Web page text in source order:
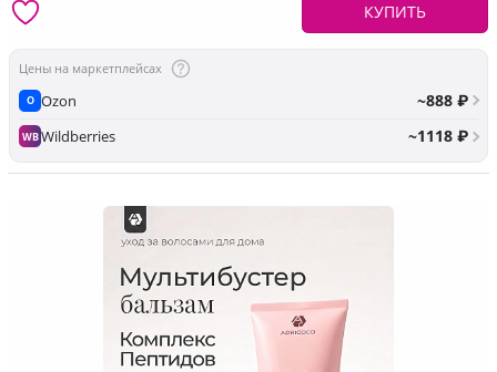
КУПИТЬ
Цены на маркетплейсах
O Ozon ~888 ₽
WBWildberries ~1118 ₽